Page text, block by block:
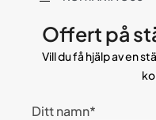
Offert på
Vill du få hjälp av en
Ditt namn*